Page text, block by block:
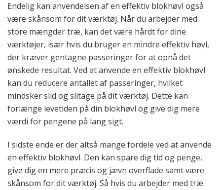
Endelig kan anvendelsen af en effektiv blokhøvl også
være skånsom for dit værktøj. Når du arbejder med
store mængder træ, kan det være hårdt for dine
værktøjer, især hvis du bruger en mindre effektiv høvl,
der kræver gentagne passeringer for at opnå det
ønskede resultat. Ved at anvende en effektiv blokhøvl
kan du reducere antallet af passeringer, hvilket
mindsker slid og slitage på dit værktøj. Dette kan
forlænge levetiden på din blokhøvl og give dig mere
værdi for pengene på lang sigt.
I sidste ende er der altså mange fordele ved at anvende
en effektiv blokhøvl. Den kan spare dig tid og penge,
give dig en mere præcis og jævn overflade samt være
skånsom for dit værktøj. Så hvis du arbejder med træ